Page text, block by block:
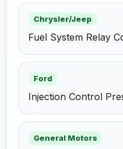
Chrysler/Jeep
Fuel System Relay
Ford
Injection Control
General Motors